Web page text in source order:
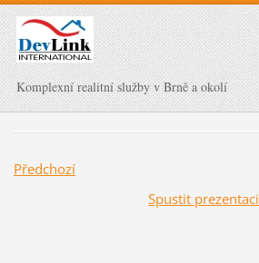
Komplexní realitní služby v Brně a okolí
Předchozí
Spustit prezentaci